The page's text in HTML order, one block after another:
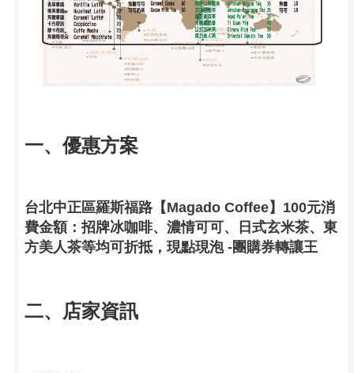
一、優惠方案
台北中正區羅斯福路【Magado Coffee】100元消
費金額：招牌冰咖啡、濃情可可、日式玄米茶、東
方美人茶等均可折抵，現點現泡 -團購券轉讓王
二、店家資訊